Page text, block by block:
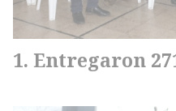
Entregaron